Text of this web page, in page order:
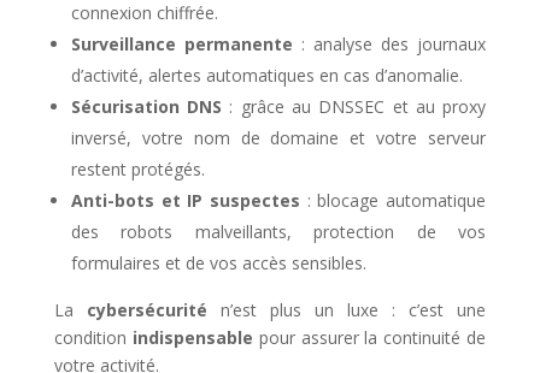
connexion chiffrée.
Surveillance permanente : analyse des journaux
d’activité, alertes automatiques en cas d’anomalie.
Sécurisation DNS : grâce au DNSSEC et au proxy
inversé, votre nom de domaine et votre serveur
restent protégés.
Anti-bots et IP suspectes : blocage automatique
des robots malveillants, protection de vos
formulaires et de vos accès sensibles.
La cybersécurité n’est plus un luxe : c’est une
condition indispensable pour assurer la continuité de
votre activité.